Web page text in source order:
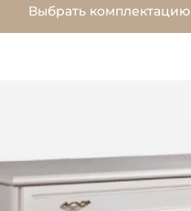
Выбрать комплектацию